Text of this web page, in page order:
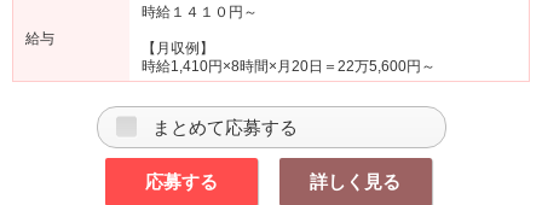
給与
時給１４１０円～
【月収例】
時給1,410円×8時間×月20日＝22万5,600円～
まとめて応募する
応募する 詳しく見る